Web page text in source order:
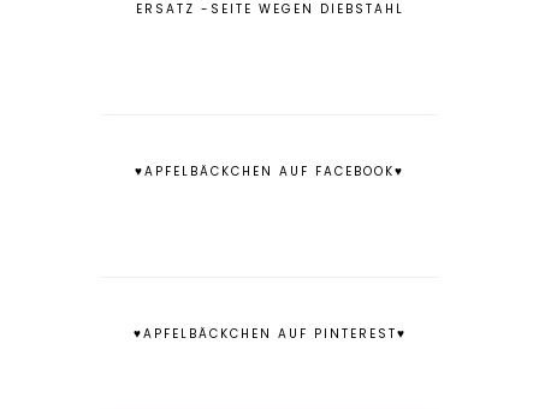
ERSATZ -SEITE WEGEN DIEBSTAHL
♥APFELBÄCKCHEN AUF FACEBOOK♥
♥APFELBÄCKCHEN AUF PINTEREST♥